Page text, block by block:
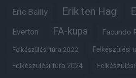
Eric Bailly Erik ten Hag
Everton FA-kupa Facundo
Felkészülési túra 2022 Felkészülési
Felkészülési túra 2024